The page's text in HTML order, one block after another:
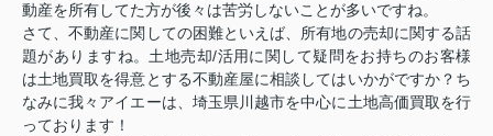
動産を所有してた方が後々は苦労しないことが多いですね。
さて、不動産に関しての困難といえば、所有地の売却に関する話
題がありますね。土地売却/活用に関して疑問をお持ちのお客様
は土地買取を得意とする不動産屋に相談してはいかがですか？ち
なみに我々アイエーは、埼玉県川越市を中心に土地高価買取を行
っております！